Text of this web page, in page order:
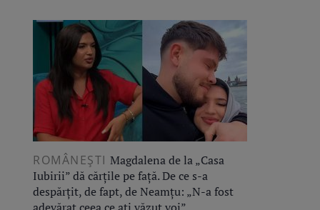
ROMÂNEŞTI Magdalena de la „Casa
Iubirii” dă cărțile pe față. De ce s-a
despărțit, de fapt, de Neamțu: „N-a fost